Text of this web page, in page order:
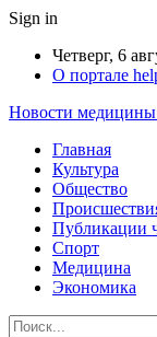
Sign in
Четверг, 6
О портале
Новости медицины
Главная
Культура
Общество
Публикации
Спорт
Медицина
Экономика